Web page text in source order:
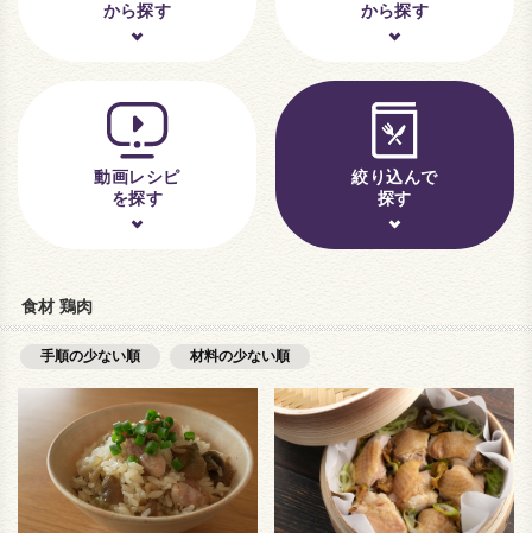
から探す
から探す
動画レシピ
を探す
絞り込んで
探す
食材 鶏肉
手順の少ない順 材料の少ない順